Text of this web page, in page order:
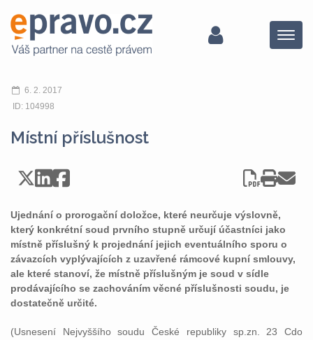
Menu
6. 2. 2017
ID: 104998
Místní příslušnost
Ujednání o prorogační doložce, které neurčuje výslovně,
který konkrétní soud prvního stupně určují účastníci jako
místně příslušný k projednání jejich eventuálního sporu o
závazcích vyplývajících z uzavřené rámcové kupní smlouvy,
ale které stanoví, že místně příslušným je soud v sídle
prodávajícího se zachováním věcné příslušnosti soudu, je
dostatečně určité.
(Usnesení Nejvyššího soudu České republiky sp.zn. 23 Cdo